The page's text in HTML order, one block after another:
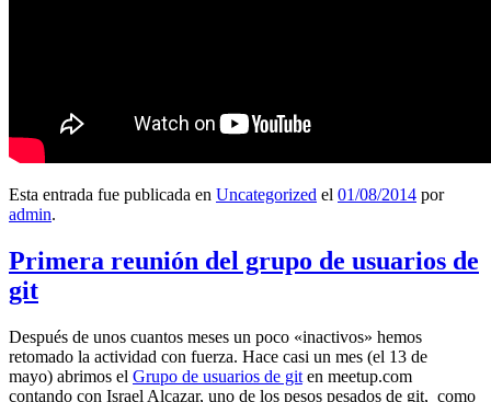
Esta entrada fue publicada en Uncategorized el 01/08/2014 por
admin.
Primera reunión del grupo de usuarios de
git
Después de unos cuantos meses un poco «inactivos» hemos
retomado la actividad con fuerza. Hace casi un mes (el 13 de
mayo) abrimos el Grupo de usuarios de git en meetup.com
contando con Israel Alcazar, uno de los pesos pesados de git, como